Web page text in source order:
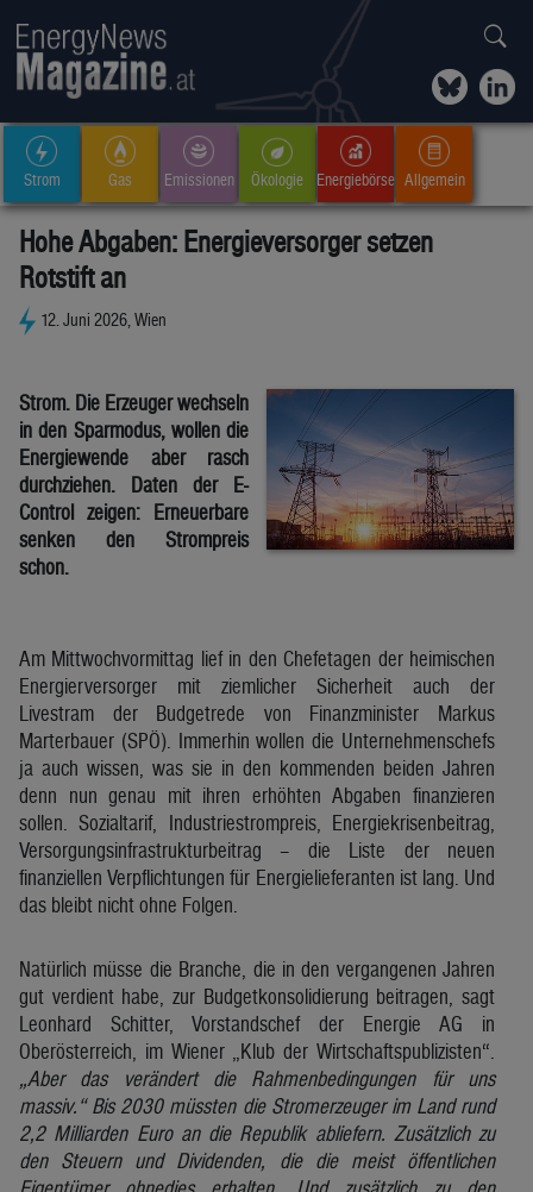
Strom Gas Emissionen Ökologie Energiebörse Allgemein
Hohe Abgaben: Energieversorger setzen
Rotstift an
12. Juni 2026, Wien
Strom. Die Erzeuger wechseln
in den Sparmodus, wollen die
Energiewende aber rasch
durchziehen. Daten der E-
Control zeigen: Erneuerbare
senken den Strompreis
schon.
Am Mittwochvormittag lief in den Chefetagen der heimischen
Energierversorger mit ziemlicher Sicherheit auch der
Livestram der Budgetrede von Finanzminister Markus
Marterbauer (SPÖ). Immerhin wollen die Unternehmenschefs
ja auch wissen, was sie in den kommenden beiden Jahren
denn nun genau mit ihren erhöhten Abgaben finanzieren
sollen. Sozialtarif, Industriestrompreis, Energiekrisenbeitrag,
Versorgungsinfrastrukturbeitrag – die Liste der neuen
finanziellen Verpflichtungen für Energielieferanten ist lang. Und
das bleibt nicht ohne Folgen.
Natürlich müsse die Branche, die in den vergangenen Jahren
gut verdient habe, zur Budgetkonsolidierung beitragen, sagt
Leonhard Schitter, Vorstandschef der Energie AG in
Oberösterreich, im Wiener „Klub der Wirtschaftspublizisten“.
„Aber das verändert die Rahmenbedingungen für uns
massiv.“ Bis 2030 müssten die Stromerzeuger im Land rund
2,2 Milliarden Euro an die Republik abliefern. Zusätzlich zu
den Steuern und Dividenden, die die meist öffentlichen